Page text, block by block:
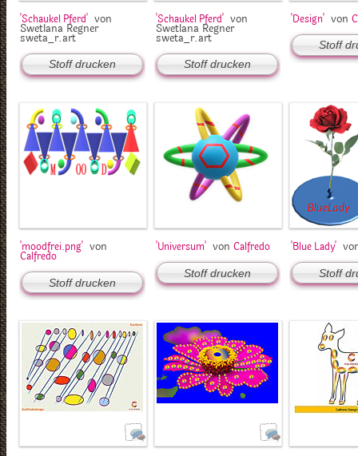
'Schaukel Pferd' von
Swetlana Regner
sweta_r.art
Stoff drucken
'Schaukel Pferd' von
Swetlana Regner
sweta_r.art
Stoff drucken
'Design' von
Stoff
'moodfrei.png' von
Calfredo
Stoff drucken
'Universum' von Calfredo
Stoff drucken
'Blue Lady'
Stoff